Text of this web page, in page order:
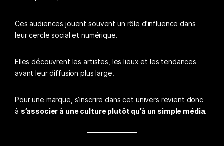
Ces audiences jouent souvent un rôle d’influence dans
leur cercle social et numérique.
Elles découvrent les artistes, les lieux et les tendances
avant leur diffusion plus large.
Pour une marque, s’inscrire dans cet univers revient donc
à s’associer à une culture plutôt qu’à un simple média.